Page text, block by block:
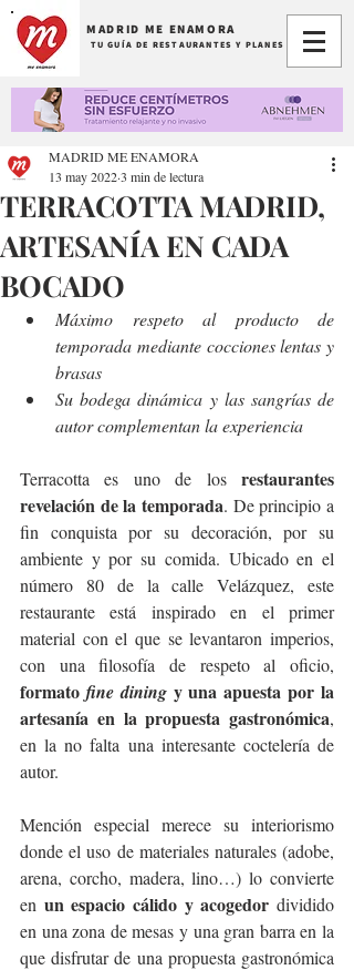
MADRID ME ENAMORA
TU GUÍA DE RESTAURANTES Y PLANES
TERRACOTTA MADRID,
ARTESANÍA EN CADA
BOCADO
MADRID ME ENAMORA
13 may 20223 min de lectura
Máximo respeto al producto de
temporada mediante cocciones lentas y
brasas
Su bodega dinámica y las sangrías de
autor complementan la experiencia
Terracotta es uno de los restaurantes
revelación de la temporada. De principio a
fin conquista por su decoración, por su
ambiente y por su comida. Ubicado en el
número 80 de la calle Velázquez, este
restaurante está inspirado en el primer
material con el que se levantaron imperios,
formato fine dining y una apuesta por la
artesanía en la propuesta gastronómica,
en la no falta una interesante coctelería de
autor.
Mención especial merece su interiorismo
donde el uso de materiales naturales (adobe,
arena, corcho, madera, lino…) lo convierte
en un espacio cálido y acogedor dividido
en una zona de mesas y una gran barra en la
que disfrutar de una propuesta gastronómica